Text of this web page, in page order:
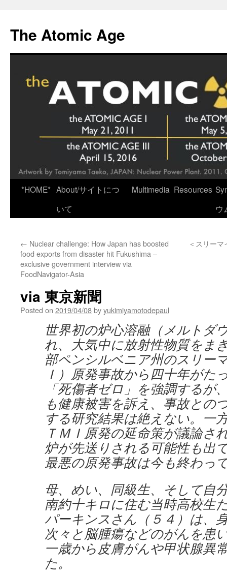
content
The Atomic Age
*HOME* About/サイトにつ
いて
Multimedia Resources
ウ
← Nuclear challenge: How Japan has boosted
food exports from disaster hit Fukushima –
exclusive government interview via
FoodNavigator-Asia
＜スリー
via 東京新聞
Posted on 2019/04/08byyukimiyamotodepaul
世界初の炉心溶融（メルトダ
れ、大気中に放射性物質をま
部ペンシルベニア州のスリー
Ｉ）原発事故から四十年がた
「死傷者ゼロ」を強調するが
も健康被害を訴え、事故との
する研究結果は絶えない。一
ＴＭＩ原発の延命策が議論さ
炉が先送りされる可能性も出
最悪の原発事故は今も終わっ
母、めい、同級生、そして自
南約十キロに住む当時高校生
パーキンスさん（５４）は、
次々と脳腫瘍などのがんを患
一歳から皮膚がんや甲状腺異
た。